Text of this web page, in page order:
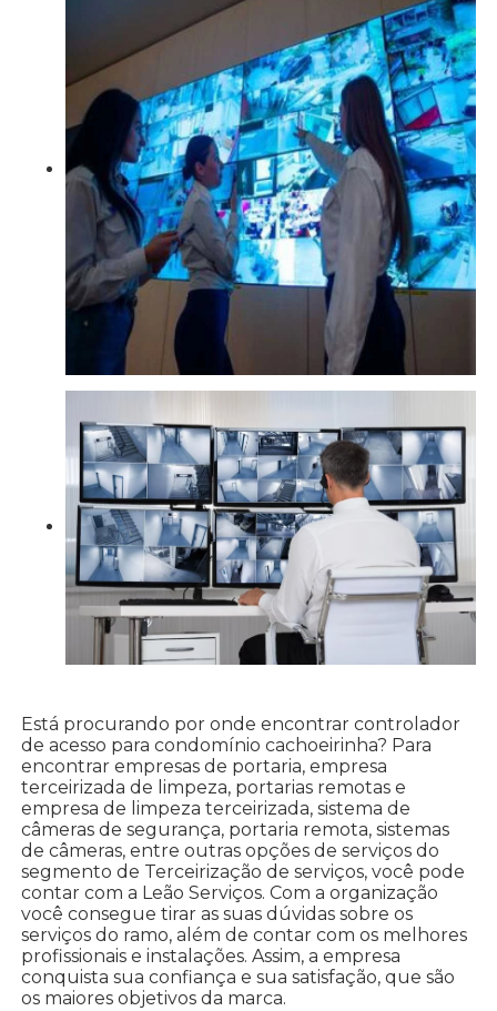
Está procurando por onde encontrar controlador
de acesso para condomínio cachoeirinha? Para
encontrar empresas de portaria, empresa
terceirizada de limpeza, portarias remotas e
empresa de limpeza terceirizada, sistema de
câmeras de segurança, portaria remota, sistemas
de câmeras, entre outras opções de serviços do
segmento de Terceirização de serviços, você pode
contar com a Leão Serviços. Com a organização
você consegue tirar as suas dúvidas sobre os
serviços do ramo, além de contar com os melhores
profissionais e instalações. Assim, a empresa
conquista sua confiança e sua satisfação, que são
os maiores objetivos da marca.